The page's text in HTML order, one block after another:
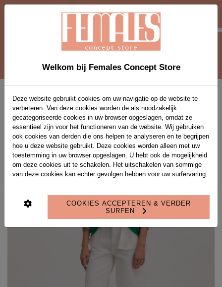
STUKS MET VOUCHERCODE EXTRA10
Welkom bij Females Concept Store
Deze website gebruikt cookies om uw navigatie op de website te
verbeteren. Van deze cookies worden de als noodzakelijk
gecategoriseerde cookies in uw browser opgeslagen, omdat ze
essentieel zijn voor het functioneren van de website. Wij gebruiken
ook cookies van derden die ons helpen te analyseren en te begrijpen
hoe u deze website gebruikt. Deze cookies worden alleen met uw
toestemming in uw browser opgeslagen. U hebt ook de mogelijkheid
om deze cookies uit te schakelen. Het uitschakelen van sommige
van deze cookies kan echter gevolgen hebben voor uw surfervaring.
COOKIES ACCEPTEREN & VERDER
SURFEN